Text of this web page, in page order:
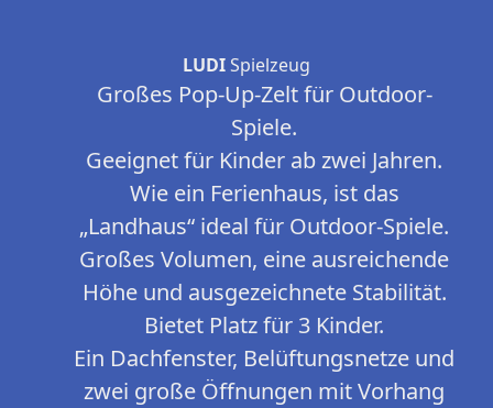
LUDISpielzeug
Großes Pop-Up-Zelt für Outdoor-
Spiele.
Geeignet für Kinder ab zwei Jahren.
Wie ein Ferienhaus, ist das
„Landhaus“ ideal für Outdoor-Spiele.
Großes Volumen, eine ausreichende
Höhe und ausgezeichnete Stabilität.
Bietet Platz für 3 Kinder.
Ein Dachfenster, Belüftungsnetze und
zwei große Öffnungen mit Vorhang